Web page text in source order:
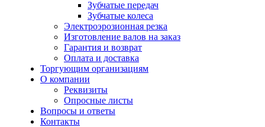
Зубчатые передач
Зубчатые колеса
Электроэрозионная резка
Изготовление валов на заказ
Гарантия и возврат
Оплата и доставка
Торгующим организациям
О компании
Реквизиты
Опросные листы
Вопросы и ответы
Контакты